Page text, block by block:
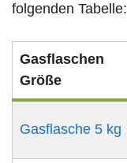
folgenden Tabelle:
Gasflaschen
Größe
Gasflasche 5 kg